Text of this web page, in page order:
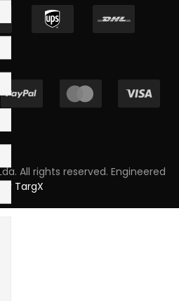
All rights reserved. Engineered
by TargX